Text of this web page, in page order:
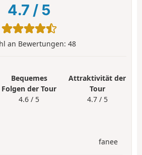
4.7 / 5
an Bewertungen: 48
Bequemes
Folgen der Tour
4.6 / 5
Attraktivität der
Tour
4.7 / 5
fanee